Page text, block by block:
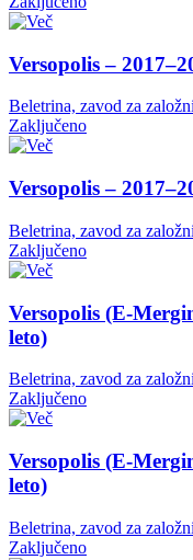
Versopolis –
Beletrina, zavod za
Zaključeno
Versopolis –
Beletrina, zavod za
Zaključeno
Versopolis (E-
leto)
Beletrina, zavod za
Zaključeno
Versopolis (E-
leto)
Beletrina, zavod za
Zaključeno